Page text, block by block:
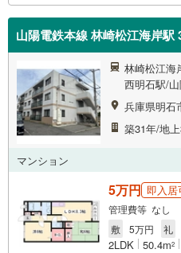
山陽電鉄本線 林崎松江海岸駅
林崎松江海
西明石駅/
兵庫県明石
築31年/地
マンション
5万円 即入居
管理費等 なし
敷
5万円 礼
2LDK 50.4m2